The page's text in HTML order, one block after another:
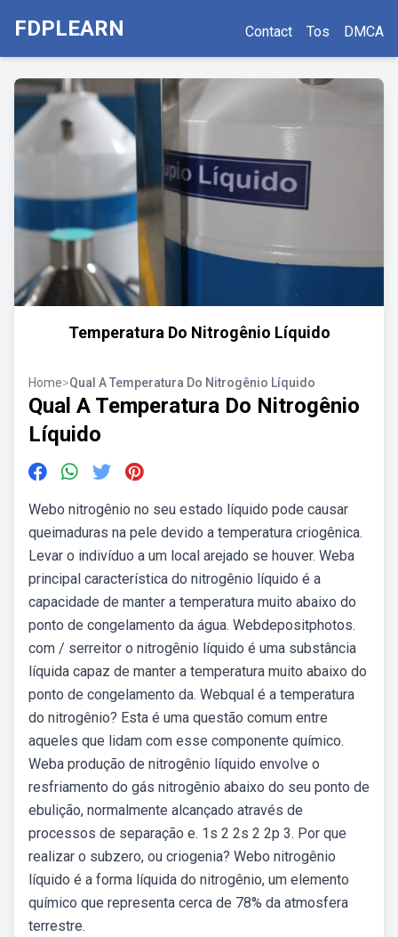
FDPLEARN Contact Tos DMCA
Temperatura Do Nitrogênio Líquido
Home>Qual A Temperatura Do Nitrogênio Líquido
Qual A Temperatura Do Nitrogênio
Líquido
Webo nitrogênio no seu estado líquido pode causar
queimaduras na pele devido a temperatura criogênica.
Levar o indivíduo a um local arejado se houver. Weba
principal característica do nitrogênio líquido é a
capacidade de manter a temperatura muito abaixo do
ponto de congelamento da água. Webdepositphotos.
com / serreitor o nitrogênio líquido é uma substância
líquida capaz de manter a temperatura muito abaixo do
ponto de congelamento da. Webqual é a temperatura
do nitrogênio? Esta é uma questão comum entre
aqueles que lidam com esse componente químico.
Weba produção de nitrogênio líquido envolve o
resfriamento do gás nitrogênio abaixo do seu ponto de
ebulição, normalmente alcançado através de
processos de separação e. 1s 2 2s 2 2p 3. Por que
realizar o subzero, ou criogenia? Webo nitrogênio
líquido é a forma líquida do nitrogênio, um elemento
químico que representa cerca de 78% da atmosfera
terrestre.